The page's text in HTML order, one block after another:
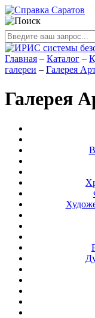
Главная – Каталог –
галереи – Галерея
Галерея